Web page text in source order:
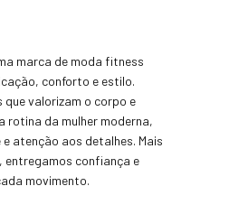
marca de moda fitness
conforto e estilo.
que valorizam o corpo e
rotina da mulher moderna,
atenção aos detalhes. Mais
entregamos confiança e
movimento.